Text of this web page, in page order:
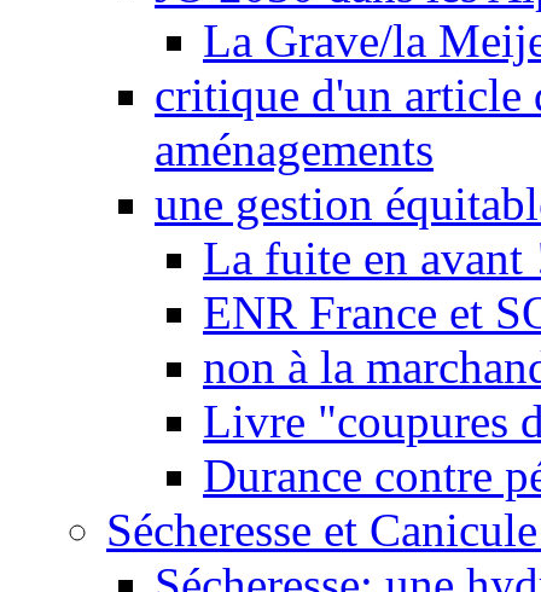
La Grave/la
critique d'un article
aménagements
une gestion
La fuite en avant
ENR France et
non à la
Livre "coupures
Durance contre
Sécheresse et